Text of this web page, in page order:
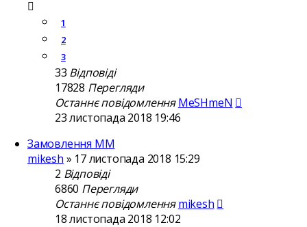
1
2
3
33 Відповіді
17828 Перегляди
Останнє повідомленняMeSHmeN
23 листопада 2018 19:46
Замовлення ММ
mikesh » 17 листопада 2018 15:29
2 Відповіді
6860 Перегляди
Останнє повідомленняmikesh
18 листопада 2018 12:02